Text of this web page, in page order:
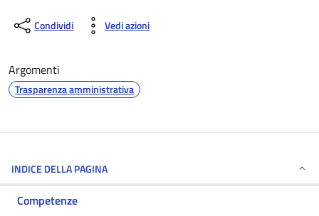
Condividi Vedi azioni
Argomenti
Trasparenza amministrativa
INDICE DELLA PAGINA
Competenze